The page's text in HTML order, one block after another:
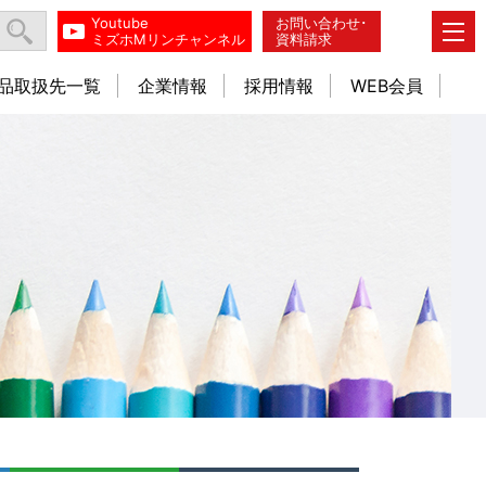
お問い合わせ･
資料請求
Youtube
ミズホMリンチャンネル
取扱先一覧 企業情報 採用情報 WEB会員